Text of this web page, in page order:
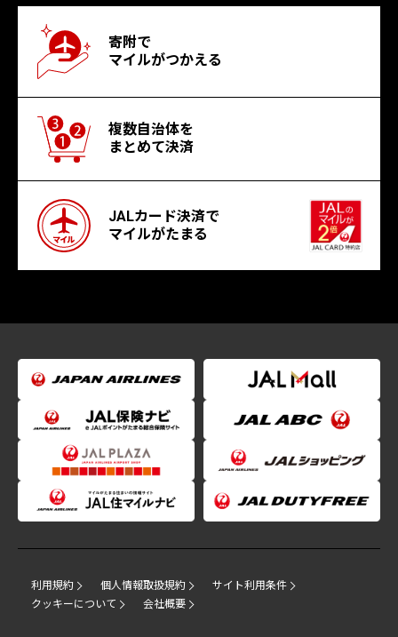
寄附で
マイルがつかえる
複数自治体を
まとめて決済
JALカード決済で
マイルがたまる
利用規約 個人情報取扱規約
サイト利用条件
クッキーについて
会社概要